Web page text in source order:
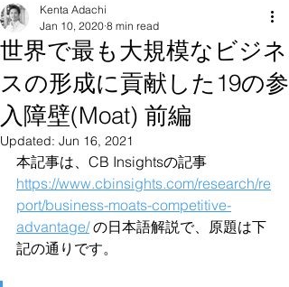
世界で最も大規模なビジネ
スの形成に貢献した19の参
入障壁(Moat) 前編
Kenta Adachi
Jan 10, 2020 8 min read
Updated: Jun 16, 2021
本記事は、CB Insightsの記事
https://www.cbinsights.com/research/re
port/business-moats-competitive-
advantage/ の日本語解説で、原題は下
記の通りです。